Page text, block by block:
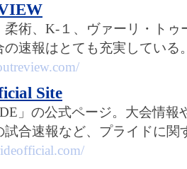
柔術、K-１、ヴァーリ・ト
の速報はとても充実している
Site
」の公式ページ。大会情報
試合速報など、プライドに関